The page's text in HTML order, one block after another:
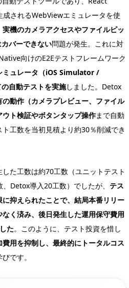
されるWebViewエミュレータを使
実機のカメラアクセスやファイルピッ
バーできない問題が発生。これに対
向けのE2Eテストフレームワーク
ミュレータ（iOS Simulator /
自動テストを実施しました。Detox
の動作（カメラプレビュー、ファイル
ト検証やボタンタップ操作まで自動
工数を当初見積より約30％削減でき
た工数は約70工数（ユニットテスト
Detox導入20工数）でしたが、 テス
に抑えられたことで、結局本番リリー
く済み、後日発生した運用保守費用
た。このように、テスト投資を惜し
用を抑制し、最終的にトータルコス
です。